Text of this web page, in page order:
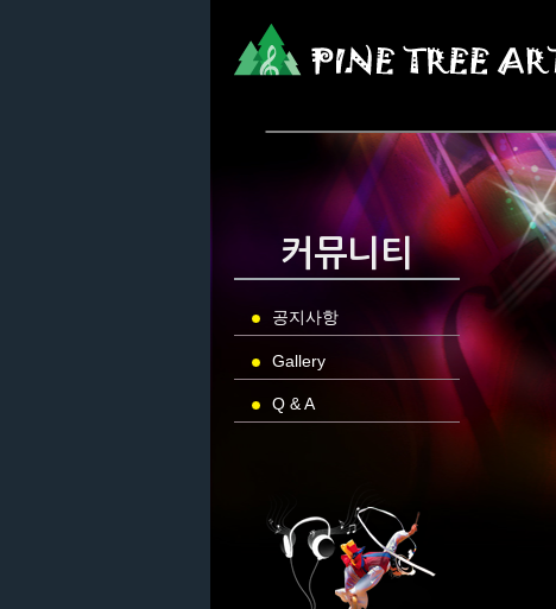
커뮤니티
공지사항
Gallery
Q & A